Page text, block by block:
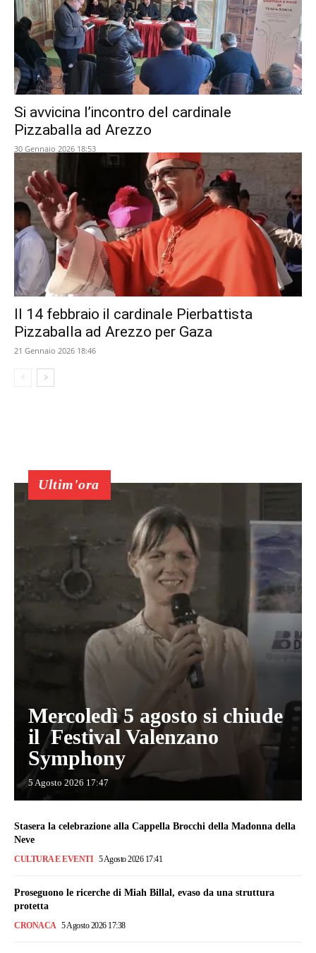
Si avvicina l’incontro del cardinale
Pizzaballa ad Arezzo
30 Gennaio 2026 18:53
Il 14 febbraio il cardinale Pierbattista
Pizzaballa ad Arezzo per Gaza
21 Gennaio 2026 18:46
Ultim'ora
Mercoledì 5 agosto si chiude
il Festival Valenzano
Symphony
5 Agosto 2026 17:47
Stasera la celebrazione alla Cappella Brocchi della Madonna della
Neve
CULTURA E EVENTI 5 Agosto 2026 17:41
Proseguono le ricerche di Miah Billal, evaso da una struttura
protetta
CRONACA 5 Agosto 2026 17:38